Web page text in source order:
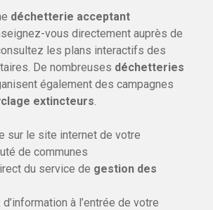
déchetterie acceptant
vous directement auprès de
les plans interactifs des
De nombreuses déchetteries
également des campagnes
extincteurs.
sur le site internet de votre
de communes
du service de gestion des
d’information à l’entrée de votre